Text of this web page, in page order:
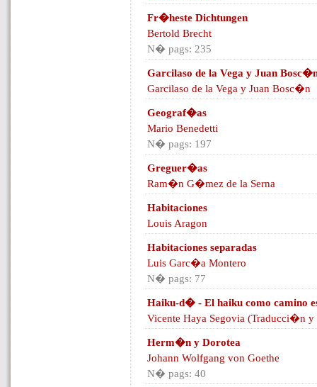
Fr�heste Dichtungen
Bertold Brecht
N� pags: 235
Garcilaso de la Vega y Juan
Garcilaso de la Vega y Juan Bosc�n
Geograf�as
Mario Benedetti
N� pags: 197
Greguer�as
Ram�n G�mez de la Serna
Habitaciones
Louis Aragon
Habitaciones separadas
Luis Garc�a Montero
N� pags: 77
Haiku-d� - El haiku como camino
Vicente Haya Segovia (Traducci�n y
Herm�n y Dorotea
Johann Wolfgang von Goethe
N� pags: 40